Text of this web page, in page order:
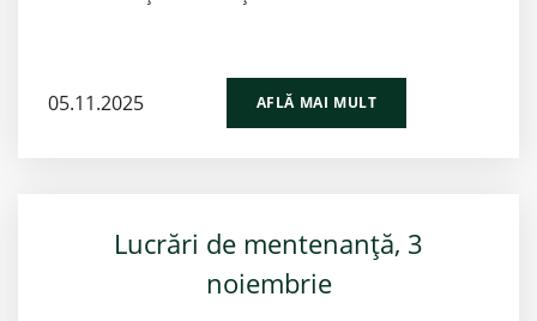
05.11.2025 AFLĂ MAI MULT
Lucrări de mentenanță, 3
noiembrie